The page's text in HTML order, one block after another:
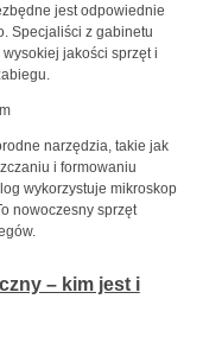
jest odpowiednie
Specjaliści z gabinetu
jakości sprzęt i
narzędzia, takie jak
i formowaniu
wykorzystuje mikroskop
nowoczesny sprzęt
– kim jest i